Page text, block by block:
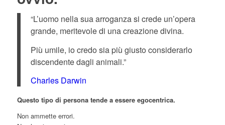
“L’uomo nella sua arroganza si crede un’opera
grande, meritevole di una creazione divina.
Più umile, io credo sia più giusto considerarlo
discendente dagli animali.”
Charles Darwin
Questo tipo di persona tende a essere egocentrica.
Non ammette errori.